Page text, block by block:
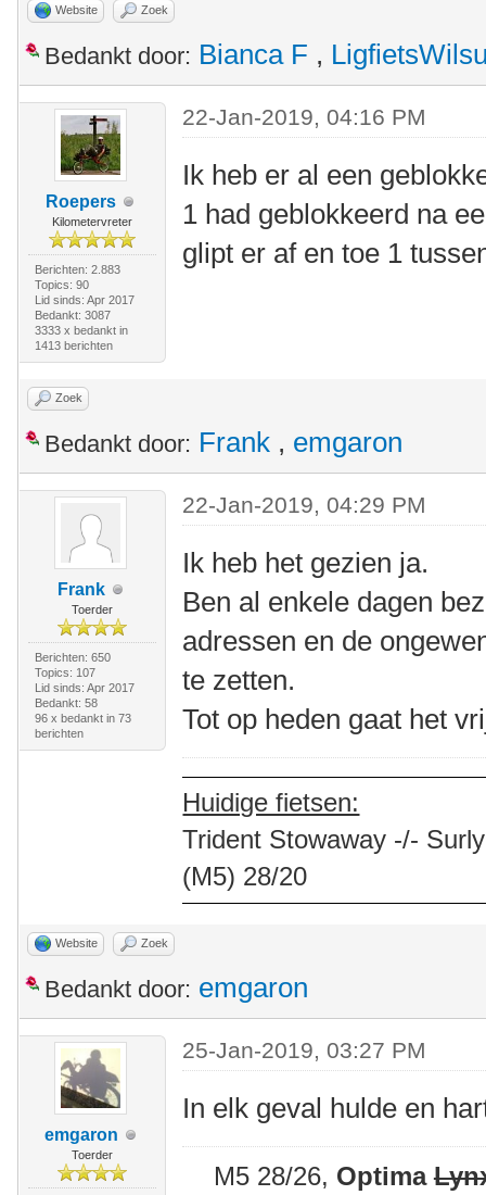
Website Zoek
Bedankt door: Bianca F ,
Roepers
Kilometervreter
Berichten: 2.883
Topics: 90
Lid sinds: Apr 2017
Bedankt: 3087
3333 x bedankt in
1413 berichten
22-Jan-2019, 04:16 PM
Ik heb er al een
1 had geblokkeerd na
glipt er af en toe 1
Zoek
Bedankt door: Frank , emgaron
Frank
Toerder
Berichten: 650
Topics: 107
Lid sinds: Apr 2017
Bedankt: 58
96 x bedankt in 73
berichten
22-Jan-2019, 04:29 PM
Ik heb het gezien ja.
Ben al enkele dagen
adressen en de
te zetten.
Tot op heden gaat het
Huidige fietsen:
Trident Stowaway -/-
(M5) 28/20
Website Zoek
Bedankt door: emgaron
emgaron
Toerder
25-Jan-2019, 03:27 PM
In elk geval hulde en
M5 28/26, Optima